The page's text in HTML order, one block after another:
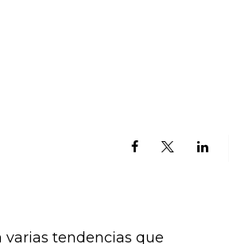
varias tendencias que